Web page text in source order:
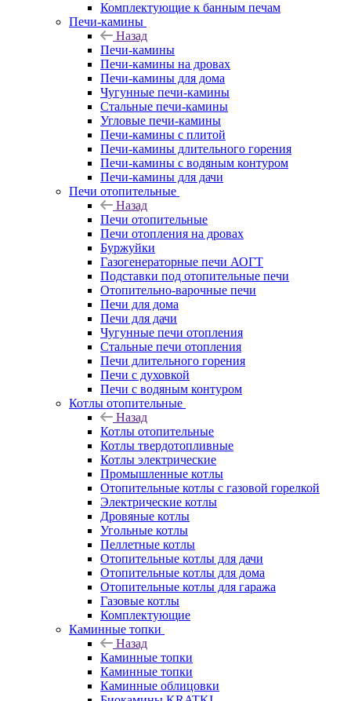
Комплектующие к банным печам
Печи-камины
Назад
Печи-камины
Печи-камины на дровах
Печи-камины для дома
Чугунные печи-камины
Стальные печи-камины
Угловые печи-камины
Печи-камины с плитой
Печи-камины длительного горения
Печи-камины с водяным контуром
Печи-камины для дачи
Печи отопительные
Назад
Печи отопительные
Печи отопления на дровах
Буржуйки
Газогенераторные печи АОГТ
Подставки под отопительные печи
Отопительно-варочные печи
Печи для дома
Печи для дачи
Чугунные печи отопления
Стальные печи отопления
Печи длительного горения
Печи с духовкой
Печи с водяным контуром
Котлы отопительные
Назад
Котлы отопительные
Котлы твердотопливные
Котлы электрические
Промышленные котлы
Отопительные котлы с газовой горелкой
Электрические котлы
Дровяные котлы
Угольные котлы
Пеллетные котлы
Отопительные котлы для дачи
Отопительные котлы для дома
Отопительные котлы для гаража
Газовые котлы
Комплектующие
Каминные топки
Назад
Каминные топки
Каминные топки
Каминные облицовки